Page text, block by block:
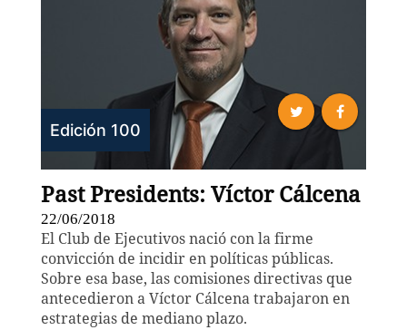
Edición 100
Past Presidents: Víctor Cálcena
22/06/2018
El Club de Ejecutivos nació con la firme
convicción de incidir en políticas públicas.
Sobre esa base, las comisiones directivas que
antecedieron a Víctor Cálcena trabajaron en
estrategias de mediano plazo.